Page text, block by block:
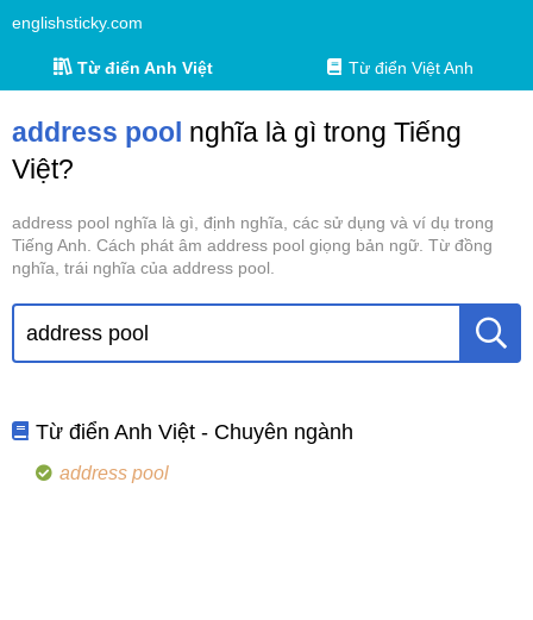
englishsticky.com
Từ điển Anh Việt Từ điển Việt Anh
address pool nghĩa là gì trong Tiếng
Việt?
address pool nghĩa là gì, định nghĩa, các sử dụng và ví dụ trong
Tiếng Anh. Cách phát âm address pool giọng bản ngữ. Từ đồng
nghĩa, trái nghĩa của address pool.
Từ điển Anh Việt - Chuyên ngành
address pool